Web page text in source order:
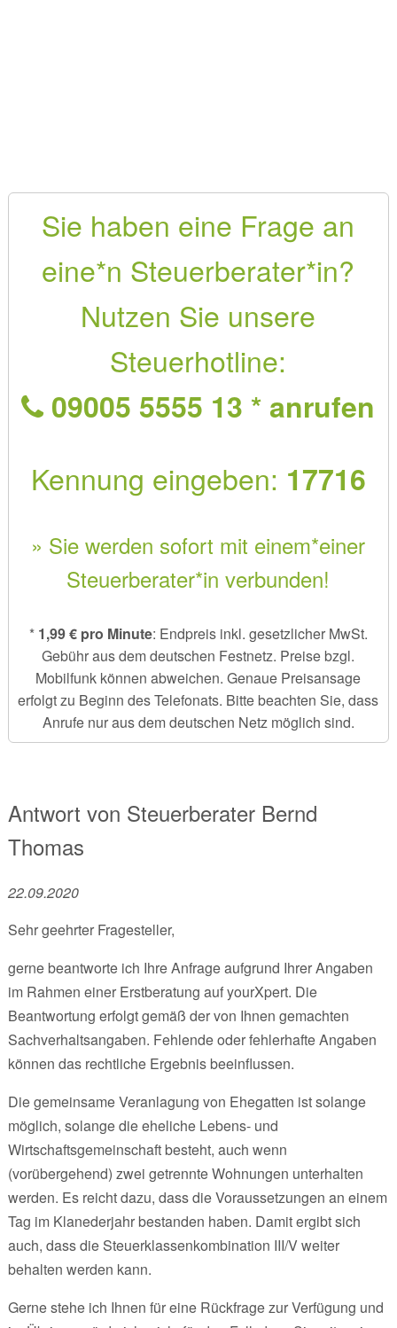
Sie haben eine Frage an
eine*n Steuerberater*in?
Nutzen Sie unsere
Steuerhotline:
09005 5555 13 * anrufen
Kennung eingeben: 17716
» Sie werden sofort mit einem*einer
Steuerberater*in verbunden!
* 1,99 € pro Minute: Endpreis inkl. gesetzlicher MwSt.
Gebühr aus dem deutschen Festnetz. Preise bzgl.
Mobilfunk können abweichen. Genaue Preisansage
erfolgt zu Beginn des Telefonats. Bitte beachten Sie, dass
Anrufe nur aus dem deutschen Netz möglich sind.
Antwort von Steuerberater Bernd
Thomas
22.09.2020
Sehr geehrter Fragesteller,
gerne beantworte ich Ihre Anfrage aufgrund Ihrer Angaben
im Rahmen einer Erstberatung auf yourXpert. Die
Beantwortung erfolgt gemäß der von Ihnen gemachten
Sachverhaltsangaben. Fehlende oder fehlerhafte Angaben
können das rechtliche Ergebnis beeinflussen.
Die gemeinsame Veranlagung von Ehegatten ist solange
möglich, solange die eheliche Lebens- und
Wirtschaftsgemeinschaft besteht, auch wenn
(vorübergehend) zwei getrennte Wohnungen unterhalten
werden. Es reicht dazu, dass die Voraussetzungen an einem
Tag im Klanederjahr bestanden haben. Damit ergibt sich
auch, dass die Steuerklassenkombination III/V weiter
behalten werden kann.
Gerne stehe ich Ihnen für eine Rückfrage zur Verfügung und